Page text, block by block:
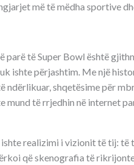
më të mëdha sportive
parë të Super Bowl është
ishte përjashtim. Me një
shqetësime për
mund të rrjedhin në internet
realizimi i vizionit të tij: të
që skenografia të